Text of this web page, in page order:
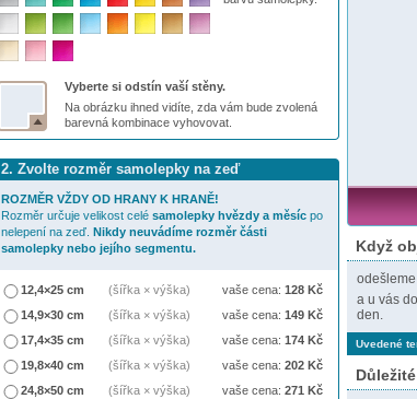
Když
a u vás
den.
Uvedené
Vyberte si odstín vaší stěny.
Na obrázku ihned vidíte, zda vám bude zvolená
barevná kombinace vyhovovat.
2. Zvolte rozměr samolepky na zeď
ROZMĚR VŽDY OD HRANY K HRANĚ!
Rozměr určuje velikost celé samolepky hvězdy a měsíc po
nelepení na zeď. Nikdy neuvádíme rozměr části
samolepky nebo jejího segmentu.
12,4×25 cm (šířka × výška) vaše cena: 128 Kč
14,9×30 cm
(šířka × výška) vaše cena: 149 Kč
17,4×35 cm
(šířka × výška) vaše cena: 174 Kč
19,8×40 cm
(šířka × výška) vaše cena: 202 Kč
24,8×50 cm
(šířka × výška) vaše cena: 271 Kč